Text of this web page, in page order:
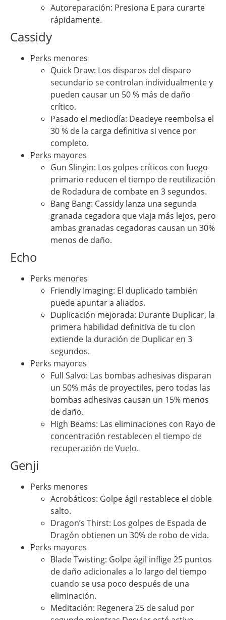
Autoreparación: Presiona E para curarte
rápidamente.
Cassidy
Perks menores
Quick Draw: Los disparos del disparo
secundario se controlan individualmente y
pueden causar un 50 % más de daño
crítico.
Pasado el mediodía: Deadeye reembolsa el
30 % de la carga definitiva si vence por
completo.
Perks mayores
Gun Slingin: Los golpes críticos con fuego
primario reducen el tiempo de reutilización
de Rodadura de combate en 3 segundos.
Bang Bang: Cassidy lanza una segunda
granada cegadora que viaja más lejos, pero
ambas granadas cegadoras causan un 30%
menos de daño.
Echo
Perks menores
Friendly Imaging: El duplicado también
puede apuntar a aliados.
Duplicación mejorada: Durante Duplicar, la
primera habilidad definitiva de tu clon
extiende la duración de Duplicar en 3
segundos.
Perks mayores
Full Salvo: Las bombas adhesivas disparan
un 50% más de proyectiles, pero todas las
bombas adhesivas causan un 15% menos
de daño.
High Beams: Las eliminaciones con Rayo de
concentración restablecen el tiempo de
recuperación de Vuelo.
Genji
Perks menores
Acrobáticos: Golpe ágil restablece el doble
salto.
Dragon’s Thirst: Los golpes de Espada de
Dragón obtienen un 30% de robo de vida.
Perks mayores
Blade Twisting: Golpe ágil inflige 25 puntos
de daño adicionales a lo largo del tiempo
cuando se usa poco después de una
eliminación.
Meditación: Regenera 25 de salud por